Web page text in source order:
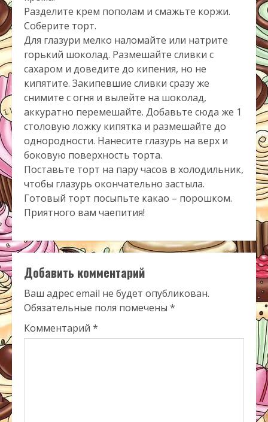
Разделите крем пополам и смажьте коржи.
Соберите торт.
Для глазури мелко наломайте или натрите
горький шоколад. Размешайте сливки с
сахаром и доведите до кипения, но не
кипятите. Закипевшие сливки сразу же
снимите с огня и вылейте на шоколад,
аккуратно перемешайте. Добавьте сюда же 1
столовую ложку кипятка и размешайте до
однородности. Нанесите глазурь на верх и
боковую поверхность торта.
Поставьте торт на пару часов в холодильник,
чтобы глазурь окончательно застыла.
Готовый торт посыпьте какао – порошком.
Приятного вам чаепития!
Добавить комментарий
Ваш адрес email не будет опубликован.
Обязательные поля помечены *
Комментарий *